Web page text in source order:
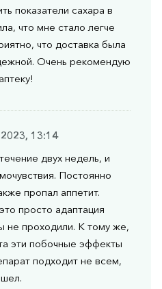
показатели сахара в
что мне стало легче
что доставка была
Очень рекомендую
13:14
двух недель, и
Постоянно
пропал аппетит.
просто адаптация
не проходили. К тому же,
эти побочные эффекты
подходит не всем,